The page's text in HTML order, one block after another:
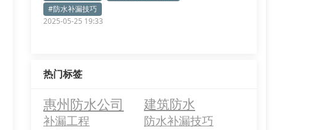
#防水补漏技巧
2025-05-25 19:33
热门标签
惠州防水公司 建筑防水
补漏工程 防水补漏技巧